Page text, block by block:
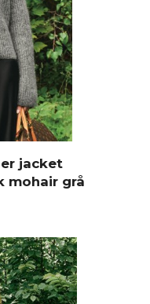
jacket
mohair grå